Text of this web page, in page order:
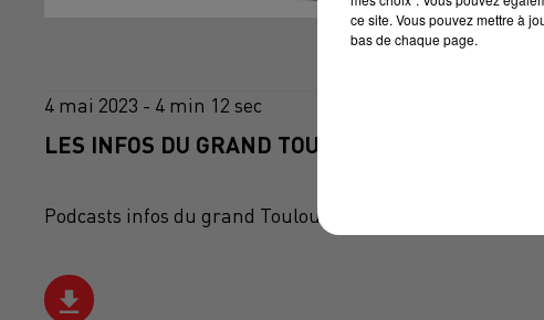
4 mai 2023 - 4 min 12 sec
LES INFOS DU GRAND TOULOUSE DU 04/05/
Podcasts infos du grand Toulouse
ce site. Vous pouvez mettre à
bas de chaque page.